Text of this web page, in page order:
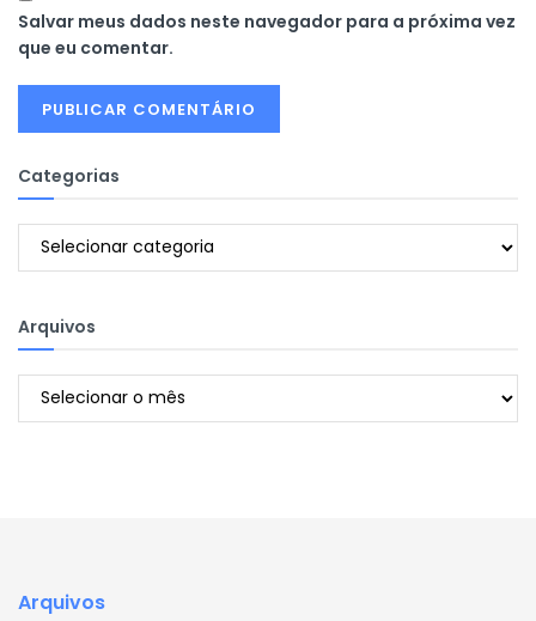
Salvar meus dados neste navegador para a próxima vez
que eu comentar.
Categorias
Categorias
Arquivos
Arquivos
Arquivos